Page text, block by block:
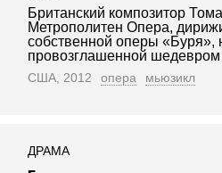
Британский композитор
Метрополитен Опера,
собственной оперы «Буря»,
провозглашенной
США, 2012 опера мьюзикл
ДРАМА